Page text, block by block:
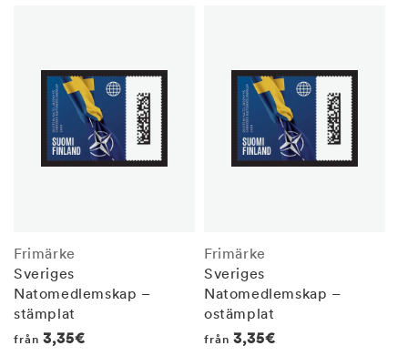
Frimärke
Sveriges
Natomedlemskap –
stämplat
Regular
från 3,35€
Frimärke
Sveriges
Natomedlemskap –
ostämplat
Regular
från 3,35€